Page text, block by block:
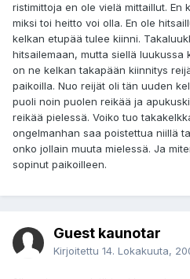
ristimittoja en ole vielä mittaillut. En
miksi toi heitto voi olla. En ole
kelkan etupää tulee kiinni.
hitsailemaan, mutta siellä luukussa
on ne kelkan takapään kiinnitys
paikoilla. Nuo reijät oli tän uuden
puoli noin puolen reikää ja
reikää pielessä. Voiko tuo
ongelmanhan saa poistettua niillä
onko jollain muuta mielessä. Ja
sopinut paikoilleen.
Guest kaunotar
Kirjoitettu 14. Lokakuuta,